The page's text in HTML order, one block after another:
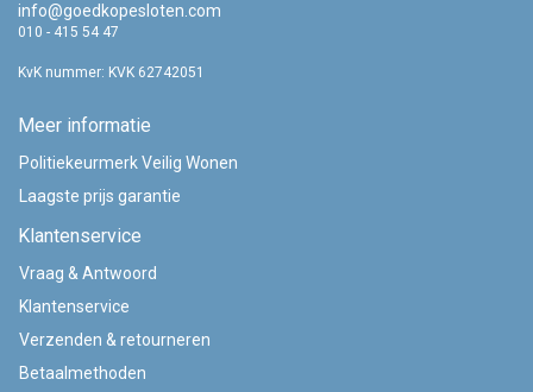
info@goedkopesloten.com
010 - 415 54 47
KvK nummer: KVK 62742051
Meer informatie
Politiekeurmerk Veilig Wonen
Laagste prijs garantie
Klantenservice
Vraag & Antwoord
Klantenservice
Verzenden & retourneren
Betaalmethoden